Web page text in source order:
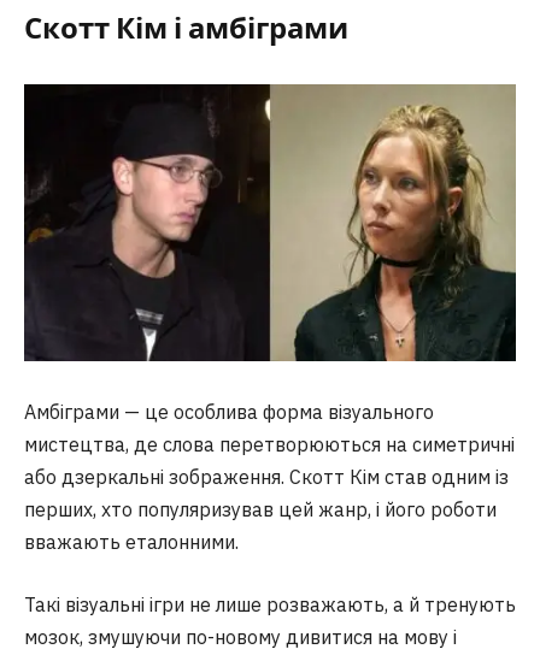
Скотт Кім і амбіграми
Амбіграми — це особлива форма візуального
мистецтва, де слова перетворюються на симетричні
або дзеркальні зображення. Скотт Кім став одним із
перших, хто популяризував цей жанр, і його роботи
вважають еталонними.
Такі візуальні ігри не лише розважають, а й тренують
мозок, змушуючи по-новому дивитися на мову і